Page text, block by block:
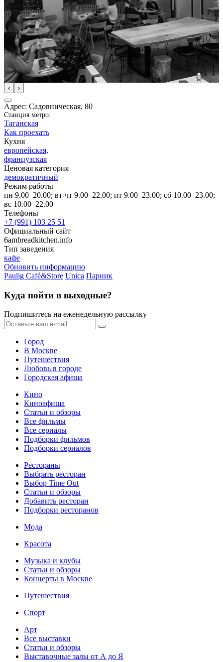
‹ ›
Адрес: Садовническая, 80
Станция метро:
Таганская
Как проехать
Кухня
европейская,
французская
Ценовая категория
демократичный
Режим работы
пн 9.00–20.00; вт-чт 9.00–22.00; пт 9.00–23.00; сб 10.00–23.00;
вс 10.00–22.00
Телефоны
+7 (991) 103 25 51
Официальный сайт
6ambreadkitchen.info
Тип заведения
кафе
Обновить информацию
Paulig Café&Store Unica Парник
Куда пойти в выходные?
Подпишитесь на еженедельную рассылку
Город
В Москве
Путешествия
Любовь в городе
Городская афиша
Кино
Киноафиша
Статьи и обзоры
Все фильмы
Все сериалы
Подборки фильмов
Подборки сериалов
Рестораны
Выбрать ресторан
Выбор Time Out
Статьи и обзоры
Добавить ресторан
Подборки ресторанов
Мода
Красота
Музыка и клубы
Статьи и обзоры
Концерты в Москве
Путешествия
Спорт
Арт
Все выставки
Статьи и обзоры
Выставочные залы от А до Я